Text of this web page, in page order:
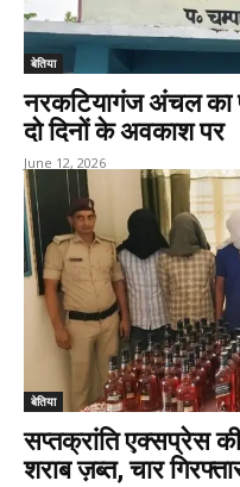
बेतिया
नरकटियागंज अंचल का
दो दिनों के अवकाश पर
June 12, 2026
बेतिया
सप्तक्रांति एक्सप्रेस की
शराब ज़ब्त, चार